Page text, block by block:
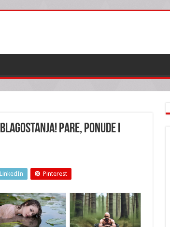
Pare, ponude i
LinkedIn Pinterest